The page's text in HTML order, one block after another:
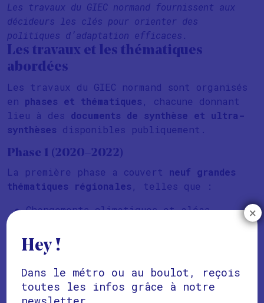
Les travaux du GIEC normand fournissent aux
décideurs les clés pour orienter des
politiques d’adaptation efficaces.
Les travaux et les thématiques
abordées
Les travaux du GIEC normand sont organisés
en phases et thématiques , chacune donnant
lieu à des documents de synthèse et ultra-
synthèses disponibles publiquement.
Phase 1 (2020–2022)
La première phase a couvert neuf grandes
thématiques régionales , telles que :
Changements climatiques et aléas
Qualité de l’air
Eau (qualité, disponibilité, risques)
Biodiversité marine et terrestre
Sols, agronomie et agriculture
Pêche et conchyliculture
Hey !
Dans le métro ou au boulot, reçois
toutes les infos grâce à notre
×